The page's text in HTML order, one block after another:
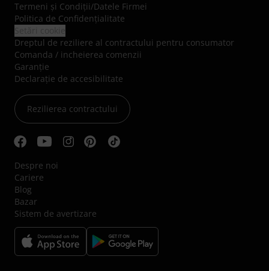
Termeni şi Condiţii/Datele Firmei
Politica de Confidenţialitate
Dreptul de reziliere al contractului pentru consumator
Comanda / incheierea comenzii
Garanție
Declarație de accesibilitate
Rezilierea contractului
Despre noi
Cariere
Blog
Bazar
Sistem de avertizare